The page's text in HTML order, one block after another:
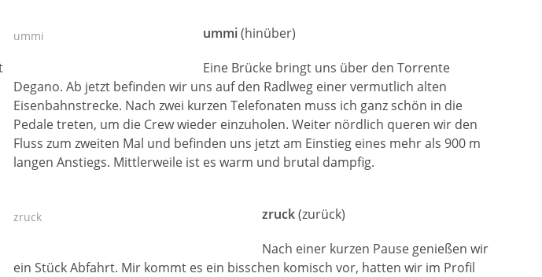
ummi ummi(hinüber)
Eine Brücke bringt uns über den Torrente
Degano. Ab jetzt befinden wir uns auf den Radlweg einer vermutlich alten
Eisenbahnstrecke. Nach zwei kurzen Telefonaten muss ich ganz schön in die
Pedale treten, um die Crew wieder einzuholen. Weiter nördlich queren wir den
Fluss zum zweiten Mal und befinden uns jetzt am Einstieg eines mehr als 900 m
langen Anstiegs. Mittlerweile ist es warm und brutal dampfig.
zruck zruck(zurück)
Nach einer kurzen Pause genießen wir
ein Stück Abfahrt. Mir kommt es ein bisschen komisch vor, hatten wir im Profil